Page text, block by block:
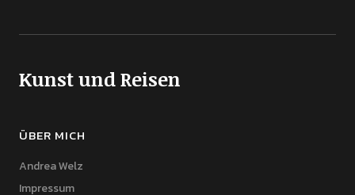
Kunst und Reisen
ÜBER MICH
Andrea Welz
Impressum